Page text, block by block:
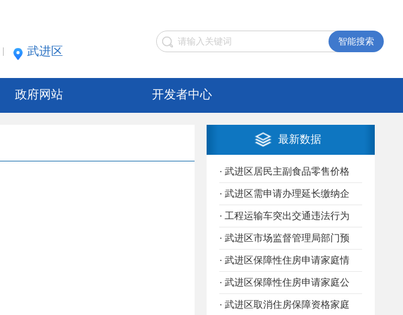
| 武进区
政府网站 开发者中心
最新数据
· 武进区居民主副食品零售价格
· 武进区需申请办理延长缴纳企
· 工程运输车突出交通违法行为
· 武进区市场监督管理局部门预
· 武进区保障性住房申请家庭情
· 武进区保障性住房申请家庭公
· 武进区取消住房保障资格家庭